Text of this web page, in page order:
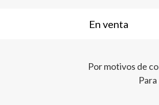
En venta
Por motivos de